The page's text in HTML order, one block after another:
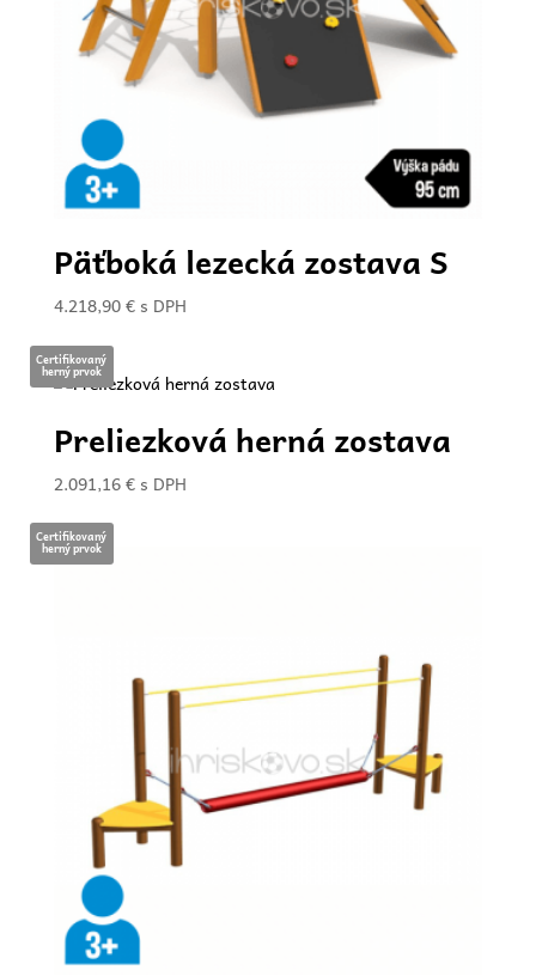
Päťboká lezecká zostava S
4.218,90€ s DPH
Certifikovaný
herný prvok
Preliezková herná zostava
2.091,16€ s DPH
Certifikovaný
herný prvok